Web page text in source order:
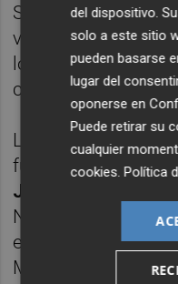
Systems,
vinculadas a la
los módulos
construcción off-
La jornada
futuro de la
Jeremy Sax
NTCA (asociación
estadounidense).
Martínez permitirá
del dispositivo.
solo a este sitio
pueden basarse
lugar del
oponerse en
Puede retirar su
cualquier
cookies.Política